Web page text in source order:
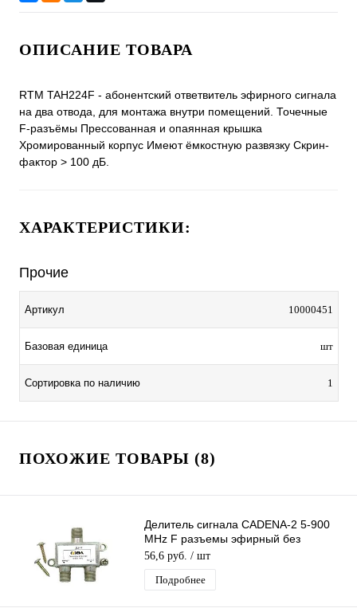
ОПИСАНИЕ ТОВАРА
RTM TAH224F - абонентский ответвитель эфирного сигнала
на два отвода, для монтажа внутри помещений. Точечные
F-разъёмы Прессованная и опаянная крышка
Хромированный корпус Имеют ёмкостную развязку Скрин-
фактор > 100 дБ.
ХАРАКТЕРИСТИКИ:
Прочие
Артикул 10000451
Базовая единица шт
Сортировка по наличию 1
ПОХОЖИЕ ТОВАРЫ (8)
Делитель сигнала CADENA-2 5-900
MHz F разъемы эфирный без
прохода питания 1 вх 2 вых
56,6 руб. / шт
Подробнее